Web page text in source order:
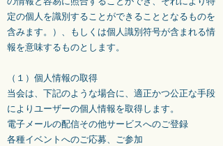
定の個人を識別することができることとなるものを
含みます。）、もしくは個人識別符号が含まれる情
報を意味するものとします。
（１）個人情報の取得
当会は、下記のような場合に、適正かつ公正な手段
によりユーザーの個人情報を取得します。
電子メールの配信その他サービスへのご登録
各種イベントへのご応募、ご参加